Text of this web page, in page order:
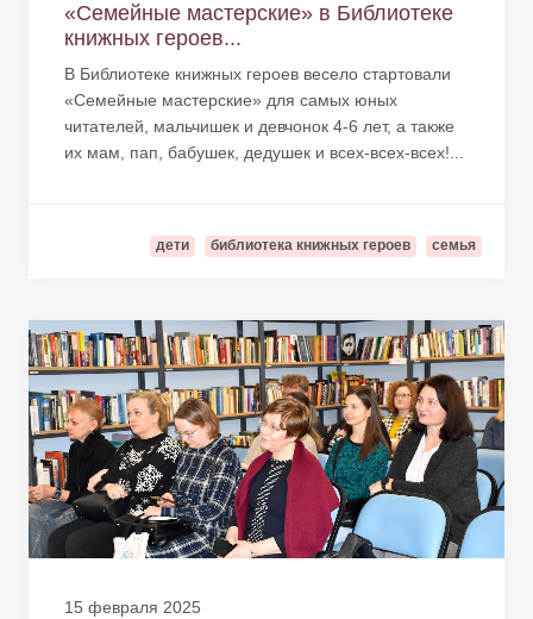
«Семейные мастерские» в Библиотеке
книжных героев...
В Библиотеке книжных героев весело стартовали
«Семейные мастерские» для самых юных
читателей, мальчишек и девчонок 4-6 лет, а также
их мам, пап, бабушек, дедушек и всех-всех-всех!...
дети библиотека книжных героев семья
15 февраля 2025